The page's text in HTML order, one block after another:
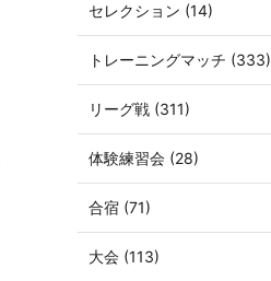
セレクション (14)
トレーニングマッチ (333)
リーグ戦 (311)
体験練習会 (28)
合宿 (71)
大会 (113)